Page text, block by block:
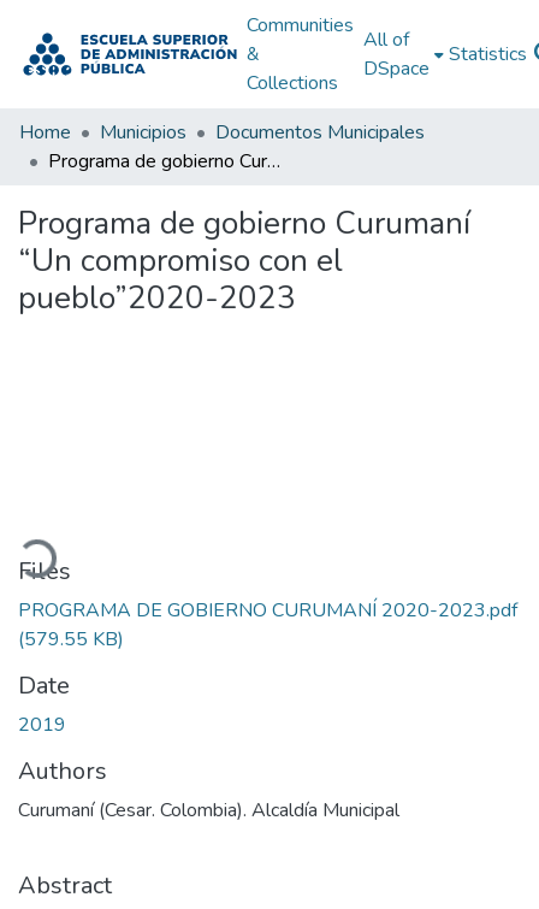
Communities
&
Collections
All of
DSpace
Statistics
Home Municipios
Documentos Municipales
Programa de gobierno Curumaní “Un compromiso con el pueblo”2020-2023
Programa de gobierno Curumaní
“Un compromiso con el
pueblo”2020-2023
Loading...
Files
PROGRAMA DE GOBIERNO CURUMANÍ 2020-2023.pdf
(579.55 KB)
Date
2019
Authors
Curumaní (Cesar. Colombia). Alcaldía Municipal
Abstract